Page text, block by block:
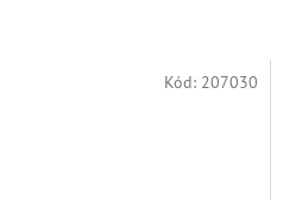
Kód: 207030